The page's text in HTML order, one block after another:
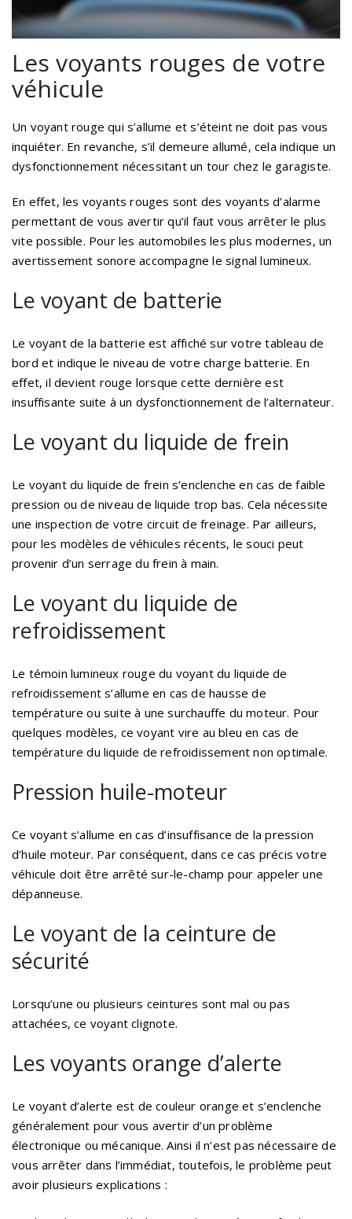
Les voyants rouges de votre
véhicule
Un voyant rouge qui s’allume et s’éteint ne doit pas vous
inquiéter. En revanche, s’il demeure allumé, cela indique un
dysfonctionnement nécessitant un tour chez le garagiste.
En effet, les voyants rouges sont des voyants d’alarme
permettant de vous avertir qu’il faut vous arrêter le plus
vite possible. Pour les automobiles les plus modernes, un
avertissement sonore accompagne le signal lumineux.
Le voyant de batterie
Le voyant de la batterie est affiché sur votre tableau de
bord et indique le niveau de votre charge batterie. En
effet, il devient rouge lorsque cette dernière est
insuffisante suite à un dysfonctionnement de l’alternateur.
Le voyant du liquide de frein
Le voyant du liquide de frein s’enclenche en cas de faible
pression ou de niveau de liquide trop bas. Cela nécessite
une inspection de votre circuit de freinage. Par ailleurs,
pour les modèles de véhicules récents, le souci peut
provenir d’un serrage du frein à main.
Le voyant du liquide de
refroidissement
Le témoin lumineux rouge du voyant du liquide de
refroidissement s’allume en cas de hausse de
température ou suite à une surchauffe du moteur. Pour
quelques modèles, ce voyant vire au bleu en cas de
température du liquide de refroidissement non optimale.
Pression huile-moteur
Ce voyant s’allume en cas d’insuffisance de la pression
d’huile moteur. Par conséquent, dans ce cas précis votre
véhicule doit être arrêté sur-le-champ pour appeler une
dépanneuse.
Le voyant de la ceinture de
sécurité
Lorsqu’une ou plusieurs ceintures sont mal ou pas
attachées, ce voyant clignote.
Les voyants orange d’alerte
Le voyant d’alerte est de couleur orange et s’enclenche
généralement pour vous avertir d’un problème
électronique ou mécanique. Ainsi il n’est pas nécessaire de
vous arrêter dans l’immédiat, toutefois, le problème peut
avoir plusieurs explications :